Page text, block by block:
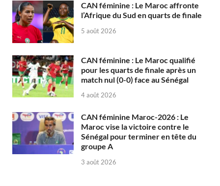
CAN féminine : Le Maroc affronte
l’Afrique du Sud en quarts de finale
5 août 2026
CAN féminine : Le Maroc qualifié
pour les quarts de finale après un
match nul (0-0) face au Sénégal
4 août 2026
CAN féminine Maroc-2026 : Le
Maroc vise la victoire contre le
Sénégal pour terminer en tête du
groupe A
3 août 2026